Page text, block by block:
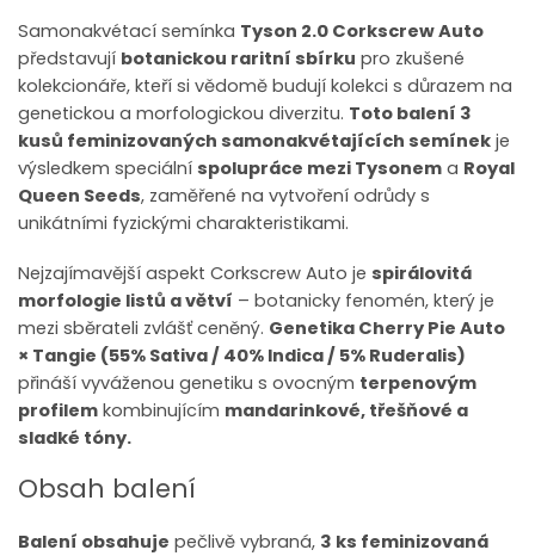
Samonakvétací semínka Tyson 2.0 Corkscrew Auto
představují botanickou raritní sbírku pro zkušené
kolekcionáře, kteří si vědomě budují kolekci s důrazem na
genetickou a morfologickou diverzitu. Toto balení 3
kusů feminizovaných samonakvétajících semínek je
výsledkem speciální spolupráce mezi Tysonem a Royal
Queen Seeds, zaměřené na vytvoření odrůdy s
unikátními fyzickými charakteristikami.
Nejzajímavější aspekt Corkscrew Auto je spirálovitá
morfologie listů a větví – botanicky fenomén, který je
mezi sběrateli zvlášť ceněný. Genetika Cherry Pie Auto
× Tangie (55% Sativa / 40% Indica / 5% Ruderalis)
přináší vyváženou genetiku s ovocným terpenovým
profilem kombinujícím mandarinkové, třešňové a
sladké tóny.
Obsah balení
Balení obsahuje pečlivě vybraná, 3 ks feminizovaná